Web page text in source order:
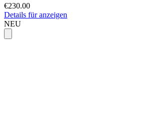
€230.00
Details für anzeigen
NEU